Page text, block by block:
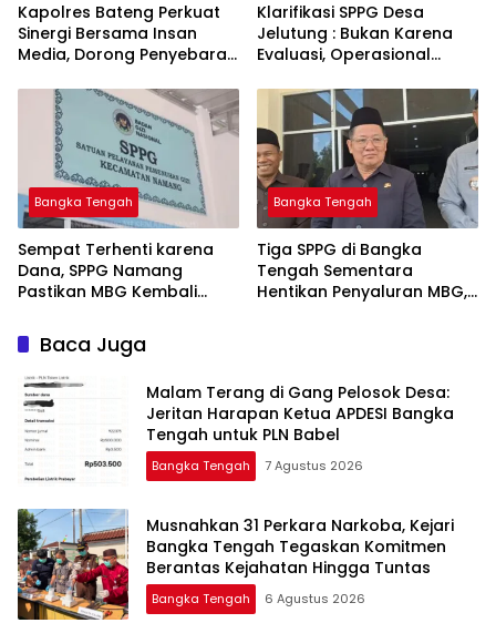
‎Kapolres Bateng Perkuat
Sinergi Bersama Insan
Media, Dorong Penyebaran
Layanan Polri 110
‎Klarifikasi SPPG Desa
Jelutung : Bukan Karena
Evaluasi, Operasional
Dana Banper Belum Cair
Bangka Tengah
‎Sempat Terhenti karena
Dana, SPPG Namang
Pastikan MBG Kembali
Bangka Tengah
‎Tiga SPPG di Bangka
Tengah Sementara
Hentikan Penyaluran MBG,
Baca Juga
Malam Terang di Gang Pelosok Desa:
Jeritan Harapan Ketua APDESI Bangka
Tengah untuk PLN Babel
Bangka Tengah 7 Agustus 2026
Musnahkan 31 Perkara Narkoba, Kejari
Bangka Tengah Tegaskan Komitmen
Berantas Kejahatan Hingga Tuntas
Bangka Tengah 6 Agustus 2026